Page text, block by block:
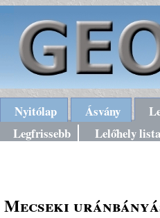
Nyitólap Ásvány
Legfrissebb
Lelőhely lista
Mecseki